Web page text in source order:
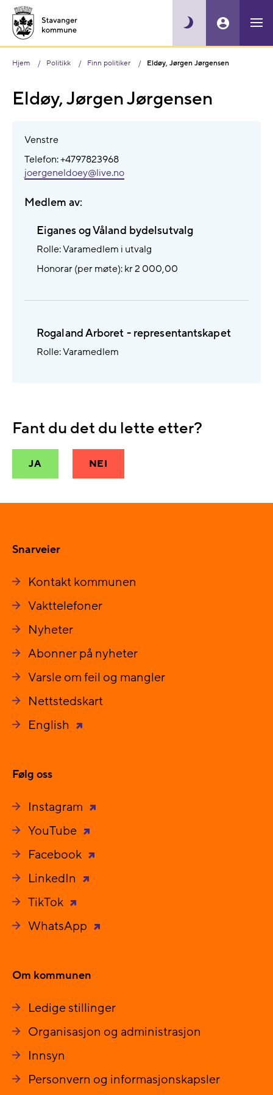
Hjem Politikk Finn politiker Eldøy, Jørgen Jørgensen
Eldøy, Jørgen Jørgensen
Venstre
Telefon: +4797823968
joergeneldoey@​live.no
Medlem av:
Eiganes og Våland bydelsutvalg
Rolle: Varamedlem i utvalg
Honorar (per møte): kr 2 000,00
Rogaland Arboret - representantskapet
Rolle: Varamedlem
Fant du det du lette etter?
JA NEI
Snarveier
Kontakt kommunen
Vakttelefoner
Nyheter
Abonner på nyheter
Varsle om feil og mangler
Nettstedskart
English
Følg oss
Instagram
YouTube
Facebook
LinkedIn
TikTok
WhatsApp
Om kommunen
Ledige stillinger
Organisasjon og administrasjon
Innsyn
Personvern og informasjonskapsler